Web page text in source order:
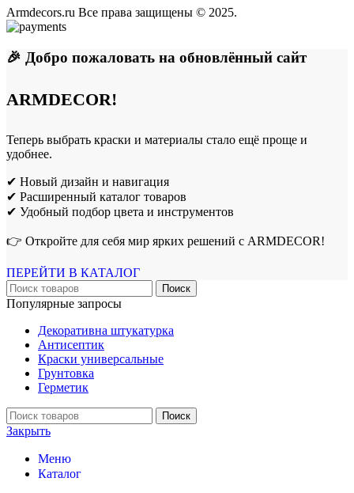
Armdecors.ru Все права защищены © 2025. ​
🎉 Добро пожаловать на обновлённый сайт
ARMDECOR!
Теперь выбрать краски и материалы стало ещё проще и
удобнее.
✔ Новый дизайн и навигация
✔ Расширенный каталог товаров
✔ Удобный подбор цвета и инструментов
👉 Откройте для себя мир ярких решений с ARMDECOR!
ПЕРЕЙТИ В КАТАЛОГ
Поиск
Популярные запросы
Декоративна штукатурка
Антисептик
Краски универсальные
Грунтовка
Герметик
Поиск
Закрыть
Меню
Каталог